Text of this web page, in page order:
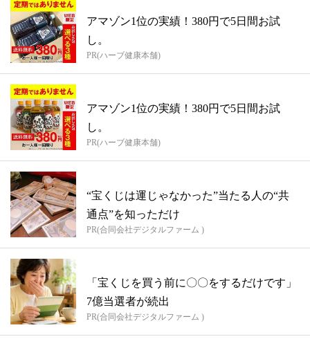
アマゾン1位の実績！380円で5日間お試
し。
PR(ハーブ健康本舗)
アマゾン1位の実績！380円で5日間お試
し。
PR(ハーブ健康本舗)
“宝くじは運じゃなかった”当たる人の“共
通点”を知っただけ
PR(合同会社デジタルファーム )
「宝くじを買う前に〇〇をするだけです」
7億当選者が続出
PR(合同会社デジタルファーム )